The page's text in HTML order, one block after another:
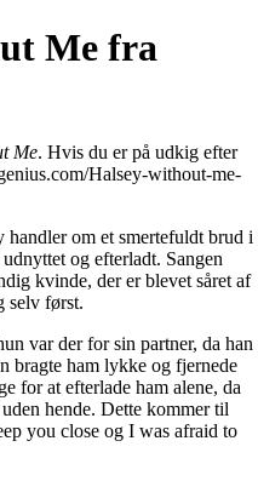
Me fra
Me. Hvis du er på udkig efter
Halsey-without-me-
handler om et smertefuldt brud i
og efterladt. Sangen
kvinde, der er blevet såret af
selv først.
var der for sin partner, da han
bragte ham lykke og fjernede
for at efterlade ham alene, da
hende. Dette kommer til
you close og I was afraid to